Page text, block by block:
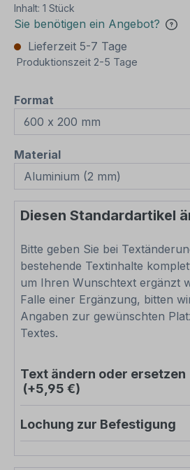
Inhalt: 1 Stück
Sie benötigen ein Angebot?
Lieferzeit 5-7 Tage
Produktionszeit 2-5 Tage
Format
Materialauswählen
Diesen Standardartikel
Bitte geben Sie bei
bestehende Textinhalte
um Ihren Wunschtext ergänzt
Falle einer Ergänzung, bitten
Angaben zur gewünschten
Textes.
Text ändern oder ersetzen
(+5,95 €)
Lochung zur Befestigung